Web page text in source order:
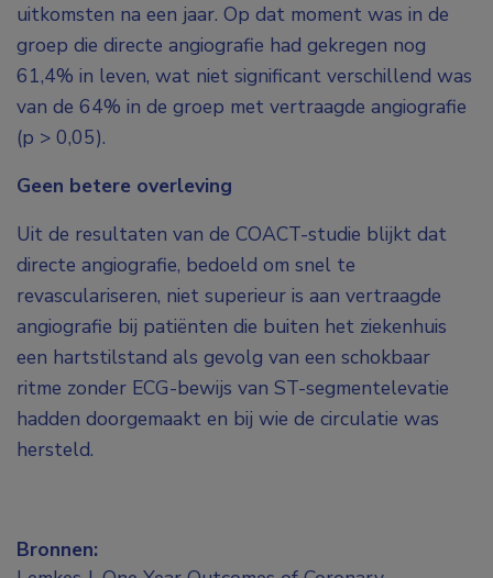
uitkomsten na een jaar. Op dat moment was in de
groep die directe angiografie had gekregen nog
61,4% in leven, wat niet significant verschillend was
van de 64% in de groep met vertraagde angiografie
(p > 0,05).
Geen betere overleving
Uit de resultaten van de COACT-studie blijkt dat
directe angiografie, bedoeld om snel te
revasculariseren, niet superieur is aan vertraagde
angiografie bij patiënten die buiten het ziekenhuis
een hartstilstand als gevolg van een schokbaar
ritme zonder ECG-bewijs van ST-segmentelevatie
hadden doorgemaakt en bij wie de circulatie was
hersteld.
Bronnen: